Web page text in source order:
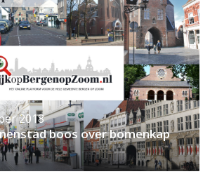
2018
boos over bomenkap